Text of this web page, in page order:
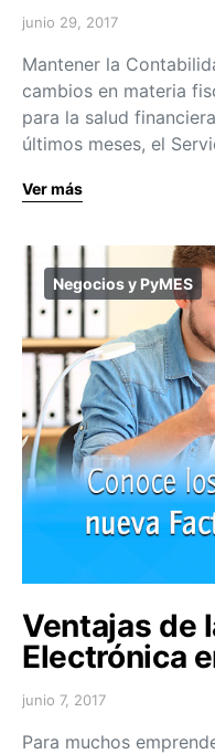
junio 29, 2017
Mantener la
cambios en materia
para la salud
últimos meses, el
Ver más
Negocios y PyMES
Ventajas de
Electrónica
junio 7, 2017
Para muchos